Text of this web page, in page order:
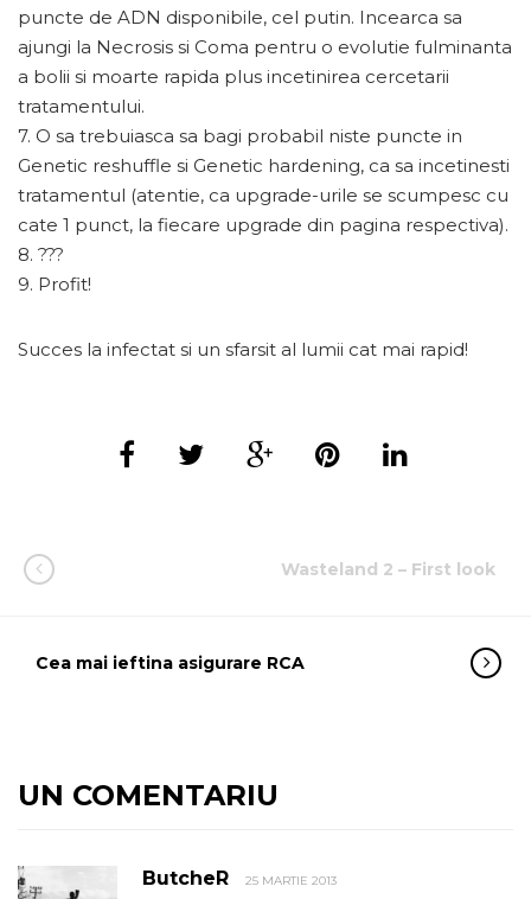
puncte de ADN disponibile, cel putin. Incearca sa
ajungi la Necrosis si Coma pentru o evolutie fulminanta
a bolii si moarte rapida plus incetinirea cercetarii
tratamentului.
7. O sa trebuiasca sa bagi probabil niste puncte in
Genetic reshuffle si Genetic hardening, ca sa incetinesti
tratamentul (atentie, ca upgrade-urile se scumpesc cu
cate 1 punct, la fiecare upgrade din pagina respectiva).
8. ???
9. Profit!
Succes la infectat si un sfarsit al lumii cat mai rapid!
Wasteland 2 – First look
Cea mai ieftina asigurare RCA
UN COMENTARIU
ButcheR 25 MARTIE 2013